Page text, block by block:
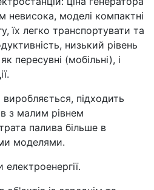
невисока, моделі компактні
їх легко транспортувати та
низький рівень
пересувні (мобільні), і
підходить
з малим рівнем
палива більше в
моделями.